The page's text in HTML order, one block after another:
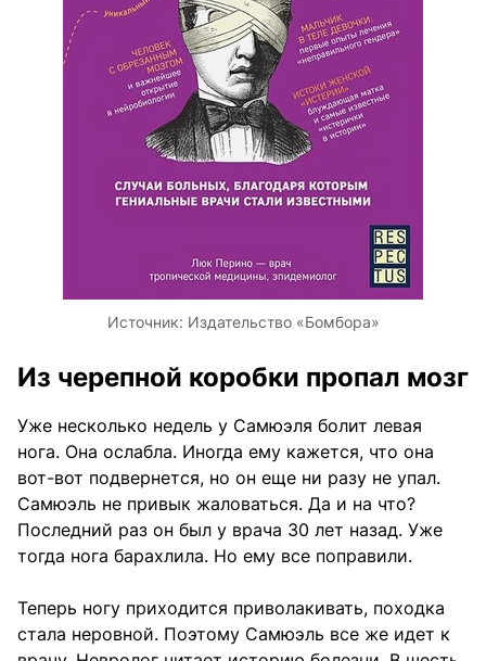
Источник: Издательство «Бомбора»
Из черепной коробки пропал мозг
Уже несколько недель у Самюэля болит левая
нога. Она ослабла. Иногда ему кажется, что она
вот-вот подвернется, но он еще ни разу не упал.
Самюэль не привык жаловаться. Да и на что?
Последний раз он был у врача 30 лет назад. Уже
тогда нога барахлила. Но ему все поправили.
Теперь ногу приходится приволакивать, походка
стала неровной. Поэтому Самюэль все же идет к